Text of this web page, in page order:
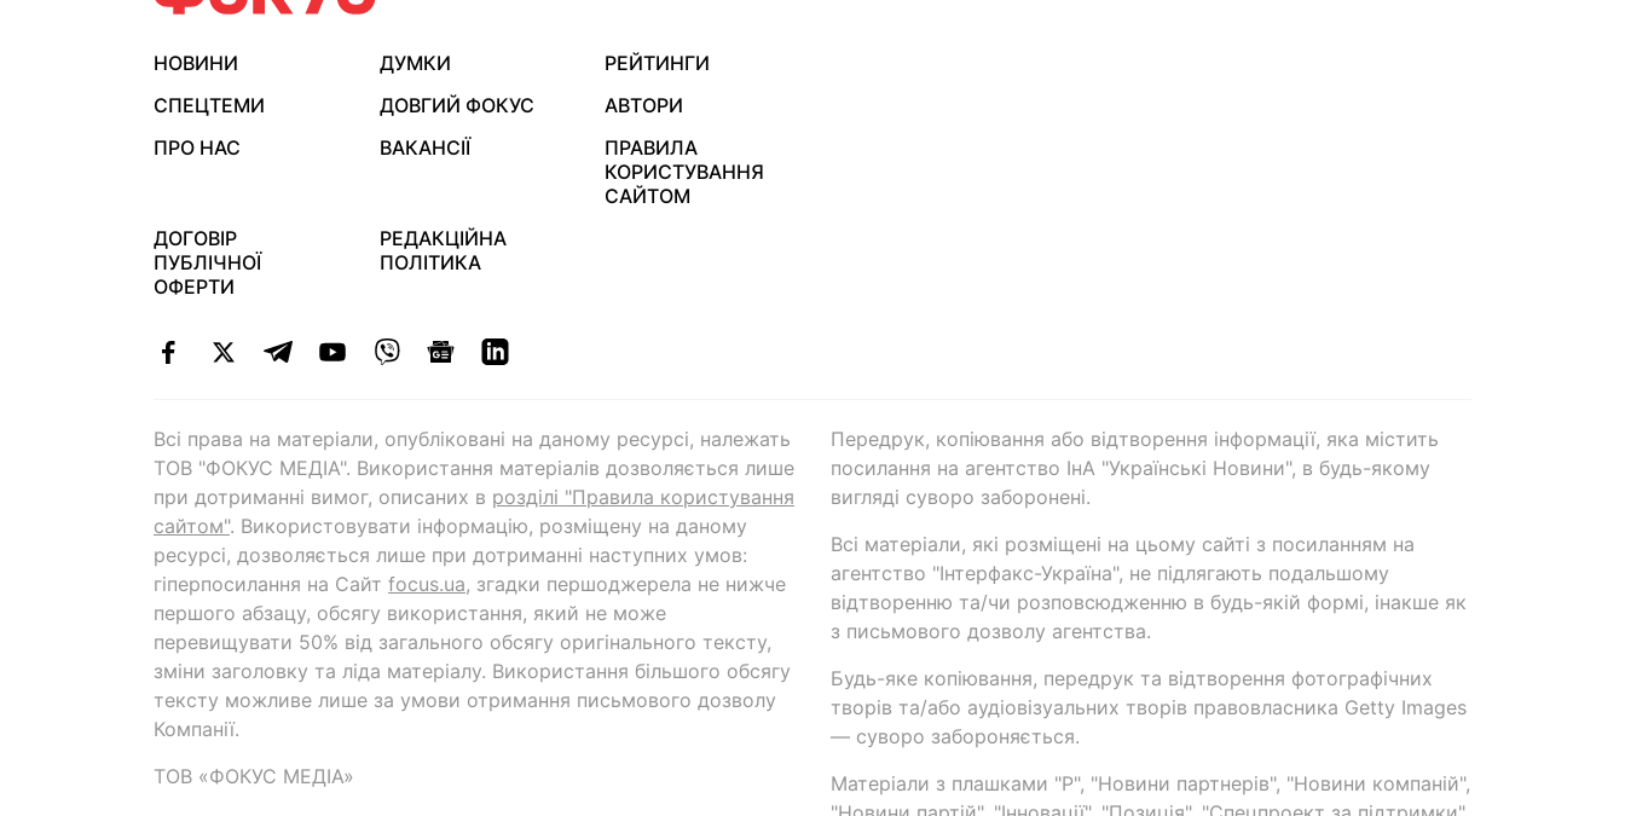
НОВИНИ ДУМКИ
РЕЙТИНГИ
СПЕЦТЕМИ
ДОВГИЙ ФОКУС
АВТОРИ
ПРО НАС
ВАКАНСІЇ
ПРАВИЛА
КОРИСТУВАННЯ
САЙТОМ
ДОГОВІР
ПУБЛІЧНОЇ
ОФЕРТИ
РЕДАКЦІЙНА
ПОЛІТИКА
Всі права на матеріали, опубліковані на даному ресурсі, належать
ТОВ "ФОКУС МЕДІА". Використання матеріалів дозволяється лише
при дотриманні вимог, описаних в розділі "Правила користування
сайтом". Використовувати інформацію, розміщену на даному
ресурсі, дозволяється лише при дотриманні наступних умов:
гіперпосилання на Cайт focus.ua, згадки першоджерела не нижче
першого абзацу, обсягу використання, який не може
перевищувати 50% від загального обсягу оригінального тексту,
зміни заголовку та ліда матеріалу. Використання більшого обсягу
тексту можливе лише за умови отримання письмового дозволу
Компанії.
ТОВ «ФОКУС МЕДІА»
Передрук, копіювання або відтворення інформації, яка містить
посилання на агентство ІнА "Українські Новини", в будь-якому
вигляді суворо заборонені.
Всі матеріали, які розміщені на цьому сайті з посиланням на
агентство "Інтерфакс-Україна", не підлягають подальшому
відтворенню та/чи розповсюдженню в будь-якій формі, інакше як
з письмового дозволу агентства.
Будь-яке копіювання, передрук та відтворення фотографічних
творів та/або аудіовізуальних творів правовласника Getty Images
— суворо забороняється.
Матеріали з плашками "Р", "Новини партнерів", "Новини компаній",